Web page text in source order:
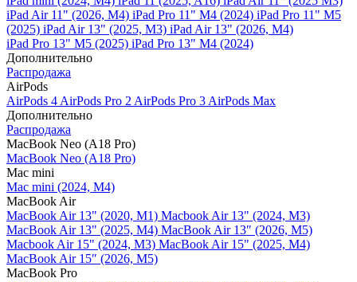
iPad Air 11" (2026, M4) iPad Pro 11" M4 (2024) iPad Pro 11" M5
(2025) iPad Air 13" (2025, M3) iPad Air 13" (2026, M4)
iPad Pro 13" M5 (2025) iPad Pro 13" M4 (2024)
Дополнительно
Распродажа
AirPods
AirPods 4 AirPods Pro 2 AirPods Pro 3 AirPods Max
Дополнительно
Распродажа
MacBook Neo (A18 Pro)
MacBook Neo (A18 Pro)
Mac mini
Mac mini (2024, M4)
MacBook Air
MacBook Air 13" (2020, M1) Macbook Air 13" (2024, M3)
MacBook Air 13" (2025, M4) MacBook Air 13″ (2026, M5)
Macbook Air 15" (2024, M3) MacBook Air 15" (2025, M4)
MacBook Air 15″ (2026, M5)
MacBook Pro